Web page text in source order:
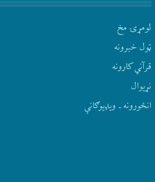
لومړۍ مخ
ټول خبرونه
قرآني کارونه
نړيوال
انځورونه ـ ویډیوګانې